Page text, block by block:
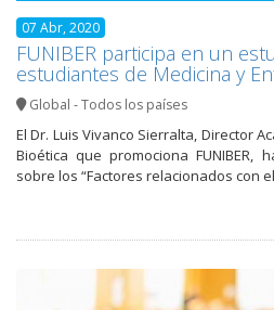
07 Abr, 2020
FUNIBER participa en un
estudiantes de Medicina y
Global - Todos los países
El Dr. Luis Vivanco Sierralta, Director
Bioética que promociona
sobre los “Factores relacionados con